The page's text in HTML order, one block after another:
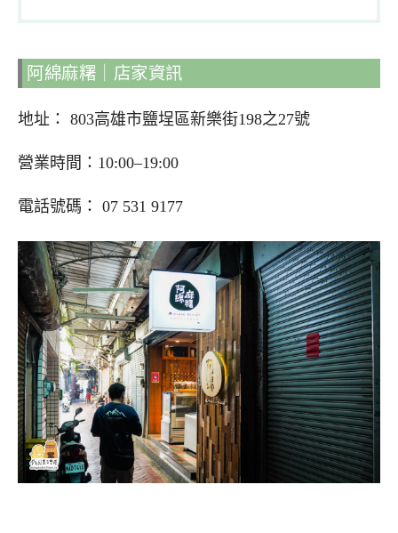
阿綿麻糬｜店家資訊
地址： 803高雄市鹽埕區新樂街198之27號
營業時間：10:00–19:00
電話號碼： 07 531 9177